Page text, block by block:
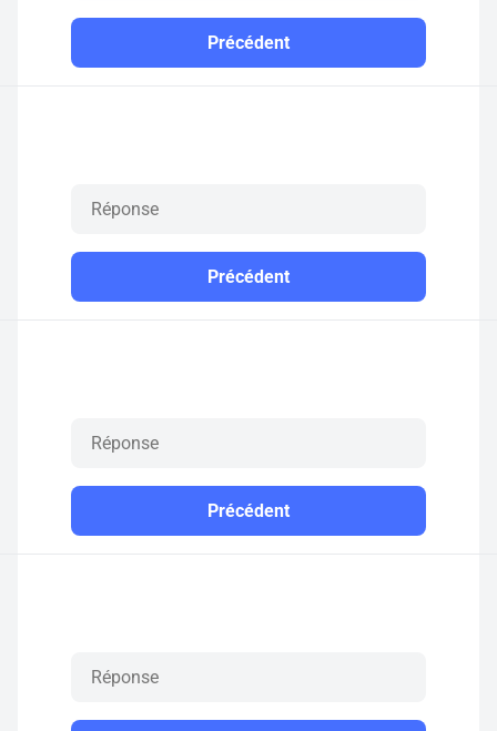
Précédent
Précédent
Précédent